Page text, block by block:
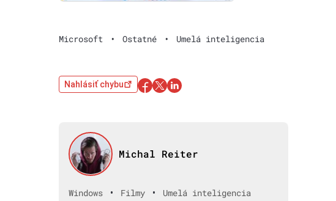
Microsoft • Ostatné • Umelá inteligencia
Nahlásiť chybu
Michal Reiter
Windows • Filmy •
Umelá inteligencia